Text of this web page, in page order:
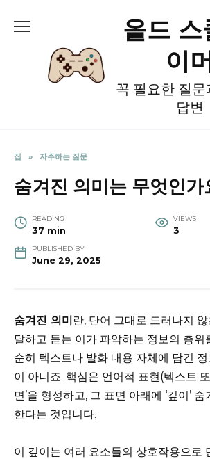
올드 스
이
꼭 필요한 질
답변
집 » 자주하는 질문
숨겨진 의미는 무엇인가
READING
37 min
VIEWS
3
PUBLISHED BY
June 29, 2025
숨겨진 의미 란, 단어 그대로 드러나지
달하고 듣는 이가 파악하는 정보의 층위
순히 텍스트나 발화 내용 자체에 담긴
이 아니죠. 핵심은 언어적 표현(텍스트
면’을 형성하고, 그 표면 아래에 ‘깊이’
한다는 것입니다.
이 깊이는 여러 요소들의 상호작용으로